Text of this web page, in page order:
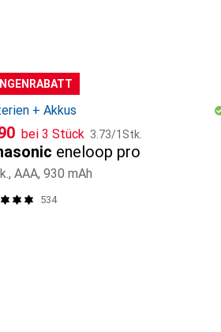
+ Akkus
bei 3 Stück CHF
3.73/1Stk.
eneloop pro
AAA, 930 mAh
534